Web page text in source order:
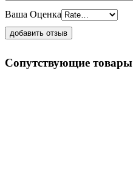
Ваша Оценка
Сопутствующие товары